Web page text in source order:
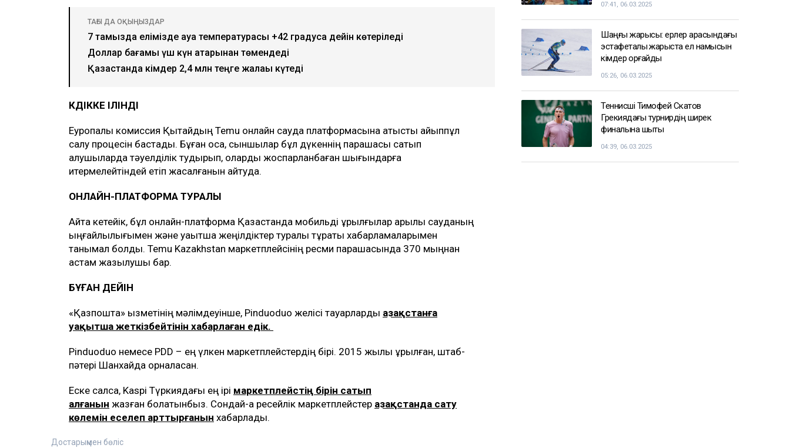
ТАҒЫ ДА ОҚЫҢЫЗДАР
7 тамызда елімізде ауа температурасы +42 градусқа дейін көтеріледі
Доллар бағамы үш күн қатарынан төмендеді
Қазақстанда кімдер 2,4 млн теңге жалақы күтеді
КҮДІККЕ ІЛІНДІ
Еуропалық комиссия Қытайдың Temu онлайн сауда платформасына қатысты айыппұл
салу процесін бастады. Бұған қоса, сыншылар бұл дүкеннің парақшасы сатып
алушыларда тәуелділік тудырып, оларды жоспарланбаған шығындарға
итермелейтіндей етіп жасалғанын айтуда.
ОНЛАЙН-ПЛАТФОРМА ТУРАЛЫ
Айта кетейік, бұл онлайн-платформа Қазақстанда мобильді құрылғылар арқылы сауданың
ыңғайлылығымен және уақытша жеңілдіктер туралы тұрақты хабарламаларымен
танымал болды. Temu Kazakhstan маркетплейсінің ресми парақшасында 370 мыңнан
астам жазылушы бар.
БҰҒАН ДЕЙІН
«Қазпошта» қызметінің мәлімдеуінше, Pinduoduo желісі тауарларды Қазақстанға
уақытша жеткізбейтінін хабарлаған едік.
Pinduoduo немесе PDD – ең үлкен маркетплейстердің бірі. 2015 жылы құрылған, штаб-
пәтері Шанхайда орналасқан.
Еске салсақ, Kaspi Түркиядағы ең ірі маркетплейстің бірін сатып
алғанын жазған болатынбыз. Сондай-ақ ресейлік маркетплейстер Қазақстанда сату
көлемін еселеп арттырғанын хабарладық.
Достарыңмен бөліс
07:41, 06.03.2025
Шаңғы жарысы: ерлер арасындағы
эстафеталық жарыста ел намысын
кімдер қорғайды
05:26, 06.03.2025
Теннисші Тимофей Скатов
Грекиядағы турнирдің ширек
финалына шықты
04:39, 06.03.2025